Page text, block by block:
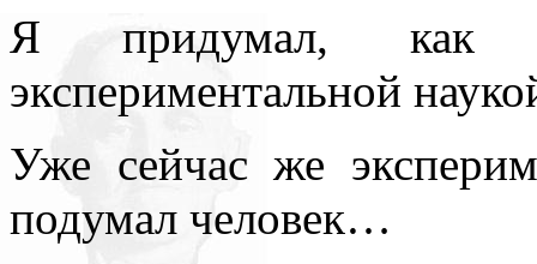
состояние,
[отличающемуся от
у растений, и у
вторая сигнальная
всюду применял как чисто
Я придумал, как
экспериментальной
Уже сейчас же
подумал человек…